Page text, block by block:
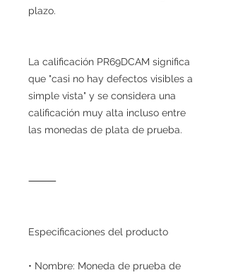
plazo.
La calificación PR69DCAM significa
que "casi no hay defectos visibles a
simple vista" y se considera una
calificación muy alta incluso entre
las monedas de plata de prueba.
⸻
Especificaciones del producto
• Nombre: Moneda de prueba de